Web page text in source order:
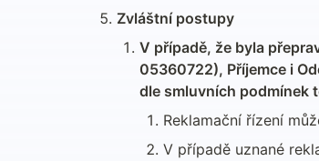
Zvláštní postupy
V případě, že byla
05360722), Příjemce i
dle smluvních podmínek
Reklamační řízení
V případě uznané